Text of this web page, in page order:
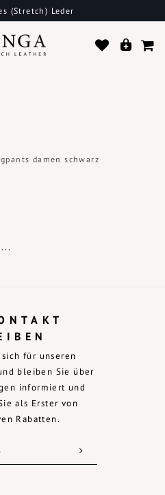
(Stretch) Leder
damen schwarz
für unseren
bleiben Sie über
informiert und
als Erster von
Rabatten.